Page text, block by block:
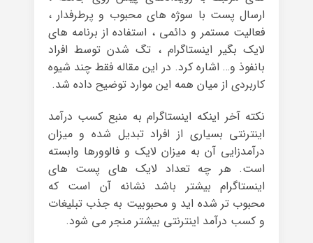
ارسال پست با سوژه های محبوب و پرطرفدار ،
فعالیت مستمر و دائمی ، استفاده از برنامه های
لایک بگیر اینستاگرام ، تگ شدن توسط افراد
بانفوذ و… اشاره کرد. در این مقاله فقط چند شیوه
کاربردی از میان همه این موارد توضیح داده شد.
نکته آخر اینکه اینستاگرام به منبع کسب درآمد
اینترنتی بسیاری از افراد تبدیل شده و میزان
درآمدزایی آن به میزان لایک و فالوورها وابسته
است. هر چه تعداد لایک های پست های
اینستاگرام بیشتر باشد نشانه آن است که
محبوب تر شده اید و محبوبیت به جذب تبلیغات
و کسب درآمد اینترنتی بیشتر منجر می شود.